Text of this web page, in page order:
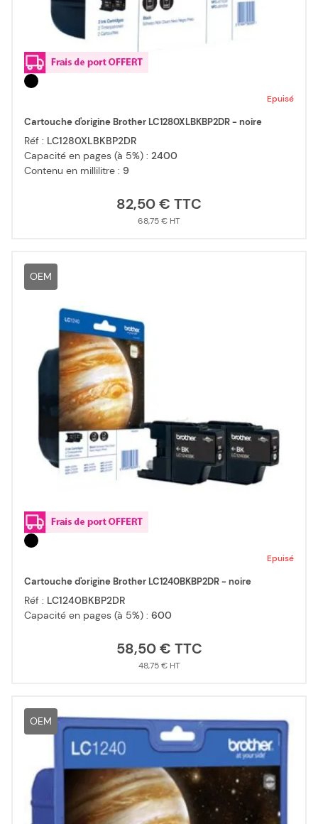
Epuisé
Cartouche d'origine Brother LC1280XLBKBP2DR - noire
Réf : LC1280XLBKBP2DR
Capacité en pages (à 5%) : 2400
Contenu en millilitre : 9
82,50 €
68,75 €
OEM
Epuisé
Cartouche d'origine Brother LC1240BKBP2DR - noire
Réf : LC1240BKBP2DR
Capacité en pages (à 5%) : 600
58,50 €
48,75 €
OEM